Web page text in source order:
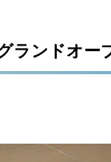
ランドオー